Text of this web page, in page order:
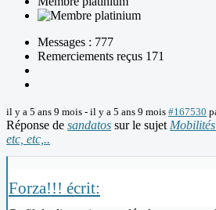
Messages : 777
Remerciements reçus 171
il y a 5 ans 9 mois - il y a 5 ans 9 mois #167530
Réponse de sandatos sur le sujet
etc, etc,..
Forza!!! écrit: